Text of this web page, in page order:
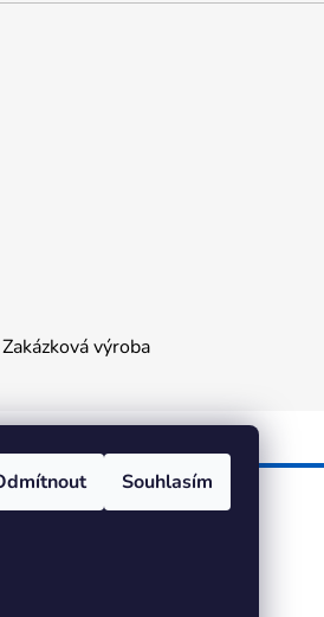
Souhlasím
Zakázková výroba